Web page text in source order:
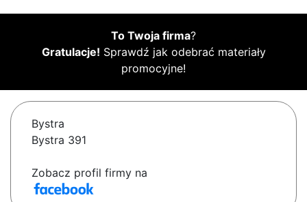
To Twoja firma?
Gratulacje! Sprawdź jak odebrać materiały
promocyjne!
Bystra
Bystra 391
Zobacz profil firmy na